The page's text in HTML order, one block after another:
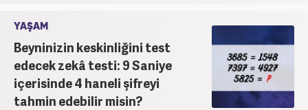
YAŞAM
Beyninizin keskinliğini test
edecek zekâ testi: 9 Saniye
içerisinde 4 haneli şifreyi
tahmin edebilir misin?